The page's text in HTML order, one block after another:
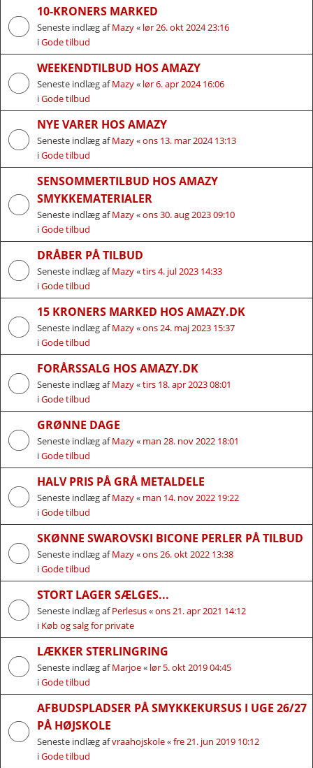
10-KRONERS MARKED
Seneste indlæg afMazy« lør 26. okt 2024 23:16
iGode tilbud
WEEKENDTILBUD HOS AMAZY
Seneste indlæg afMazy« lør 6. apr 2024 16:06
iGode tilbud
NYE VARER HOS AMAZY
Seneste indlæg afMazy«ons 13. mar 2024 13:13
iGode tilbud
SENSOMMERTILBUD HOS AMAZY
SMYKKEMATERIALER
Seneste indlæg afMazy«ons 30. aug 2023 09:10
iGode tilbud
DRÅBER PÅ TILBUD
Seneste indlæg afMazy«tirs 4. jul 2023 14:33
iGode tilbud
15 KRONERS MARKED HOS AMAZY.DK
Seneste indlæg afMazy«ons 24. maj 2023 15:37
iGode tilbud
FORÅRSSALG HOS AMAZY.DK
Seneste indlæg afMazy«tirs 18. apr 2023 08:01
iGode tilbud
GRØNNE DAGE
Seneste indlæg afMazy« man 28. nov 2022 18:01
iGode tilbud
HALV PRIS PÅ GRÅ METALDELE
Seneste indlæg afMazy« man 14. nov 2022 19:22
iGode tilbud
SKØNNE SWAROVSKI BICONE PERLER PÅ TILBUD
Seneste indlæg afMazy«ons 26. okt 2022 13:38
iGode tilbud
STORT LAGER SÆLGES...
Seneste indlæg afPerlesus«ons 21. apr 2021 14:12
i Køb og salg for private
LÆKKER STERLINGRING
Seneste indlæg afMarjoe« lør 5. okt 2019 04:45
iGode tilbud
AFBUDSPLADSER PÅ SMYKKEKURSUS I UGE 26/27
PÅ HØJSKOLE
Seneste indlæg afvraahojskole«fre 21. jun 2019 10:12
iGode tilbud